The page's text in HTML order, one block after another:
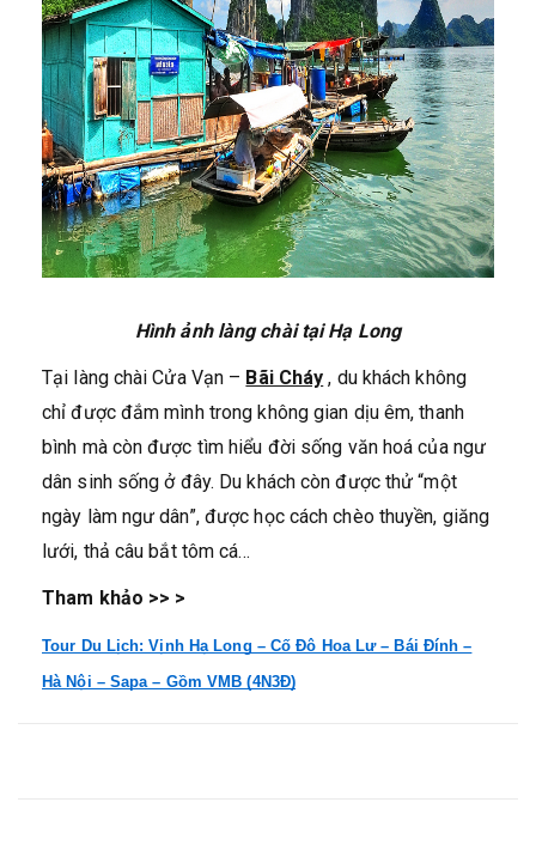
Hình ảnh làng chài tại Hạ Long
Tại làng chài Cửa Vạn – Bãi Cháy , du khách không
chỉ được đắm mình trong không gian dịu êm, thanh
bình mà còn được tìm hiểu đời sống văn hoá của ngư
dân sinh sống ở đây. Du khách còn được thử “một
ngày làm ngư dân”, được học cách chèo thuyền, giăng
lưới, thả câu bắt tôm cá…
Tham khảo >> >
Tour Du Lịch: Vịnh Hạ Long – Cố Đô Hoa Lư – Bái Đính –
Hà Nội – Sapa – Gồm VMB (4N3Đ)